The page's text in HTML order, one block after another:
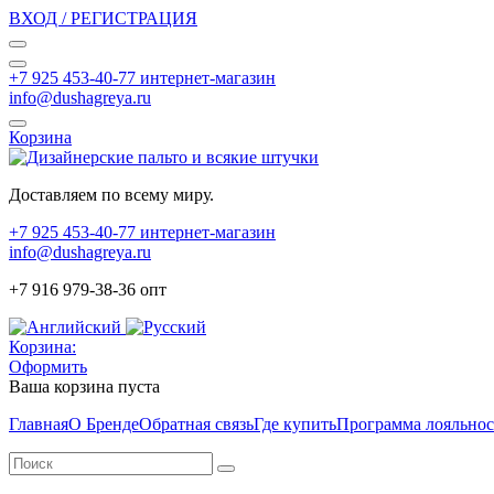
ВХОД / РЕГИСТРАЦИЯ
+7 925 453-40-77 интернет-магазин
info@dushagreya.ru
Корзина
Доставляем по всему миру.
+7 925 453-40-77 интернет-магазин
info@dushagreya.ru
+7 916 979-38-36 опт
Корзина:
Оформить
Ваша корзина пуста
ГлавнаяО БрендеОбратная связьГде купитьПрограмма